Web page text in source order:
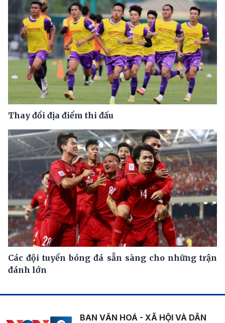
Thay đổi địa điểm thi đấu
Các đội tuyển bóng đá sẵn sàng cho những trận
đánh lớn
BAN VĂN HOÁ - XÃ HỘI VÀ DÂN